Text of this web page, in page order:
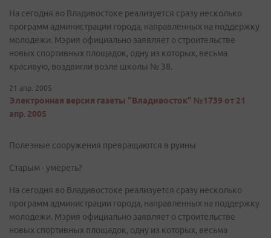
На сегодня во Владивостоке реализуется сразу несколько
программ администрации города, направленных на поддержку
молодежи. Мэрия официально заявляет о строительстве
новых спортивных площадок, одну из которых, весьма
красивую, воздвигли возле школы № 38.
21 апр. 2005
Электронная версия газеты "Владивосток" №1739 от 21
апр. 2005
Полезные сооружения превращаются в руины
Старым - умереть?
На сегодня во Владивостоке реализуется сразу несколько
программ администрации города, направленных на поддержку
молодежи. Мэрия официально заявляет о строительстве
новых спортивных площадок, одну из которых, весьма